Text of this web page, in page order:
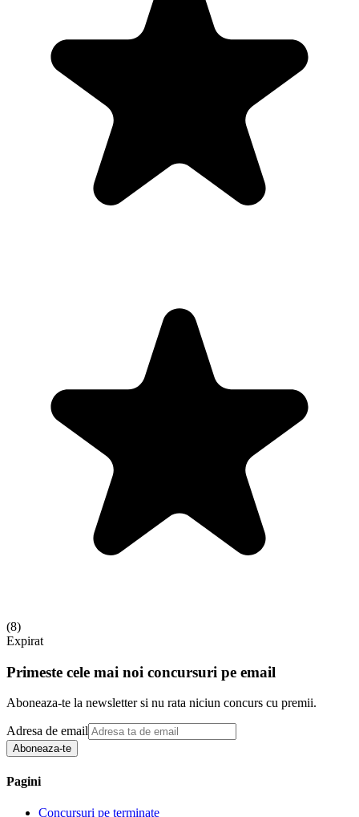
(8)
Expirat
Primeste cele mai noi concursuri pe email
Aboneaza-te la newsletter si nu rata niciun concurs cu premii.
Adresa de email
Aboneaza-te
Pagini
Concursuri pe terminate